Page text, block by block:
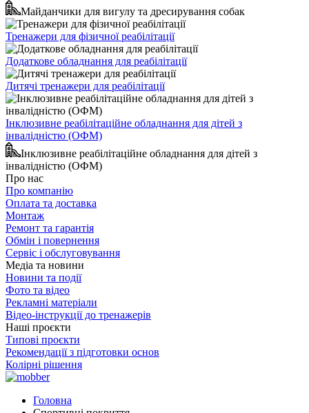
Майданчики для вигулу та дресирування собак
Тренажери для фізичної реабілітації
Додаткове обладнання для реабілітації
Дитячі тренажери для реабілітації
Інклюзивне реабілітаційне обладнання для дітей з
інвалідністю (ОФМ)
Інклюзивне реабілітаційне обладнання для дітей з
інвалідністю (ОФМ)
Про нас
Про компанію
Оплата та доставка
Монтаж
Ремонт та гарантія
Обмін і повернення
Сервіс і обслуговування
Медіа та новини
Новини та події
Фото та відео
Рекламні матеріали
Відео-інструкції до тренажерів
Наші проєкти
Типові проєкти
Рекомендації з підготовки основ
Колірні рішення
Головна